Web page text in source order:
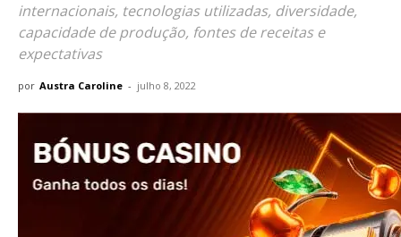
internacionais, tecnologias utilizadas, diversidade,
capacidade de produção, fontes de receitas e
expectativas
por Austra Caroline - julho 8, 2022